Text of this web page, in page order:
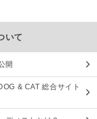
いて
開
& CAT 総合サイト